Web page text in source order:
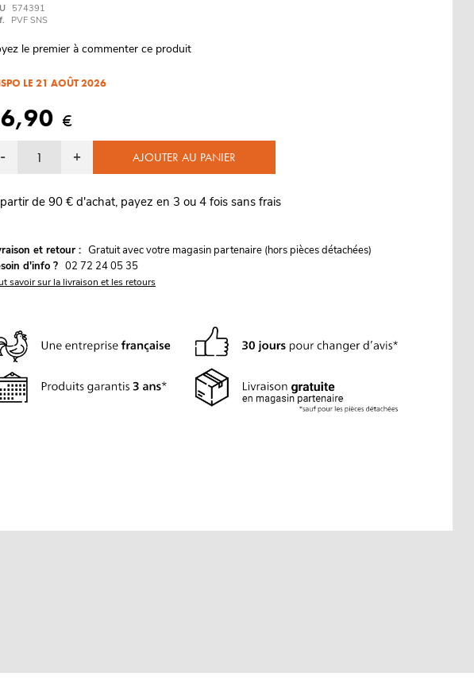
574391
PVF SNS
le premier à commenter ce produit
LE 21 AOÛT 2026
€
- + AJOUTER AU PANIER
de 90 € d'achat, payez en 3 ou 4 fois sans frais
et retour : Gratuit avec votre magasin partenaire (hors pièces détachées)
d'info ? 02 72 24 05 35
savoir sur la livraison et les retours